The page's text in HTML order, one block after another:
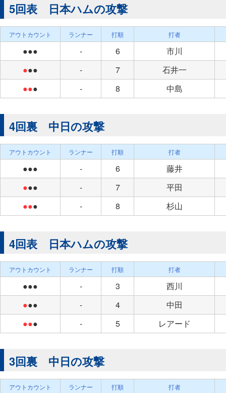
5回表 日本ハムの攻撃
アウトカウント ランナー 打順 打者
●●● - 6
市川
●●● - 7
石井一
●●● - 8 中島
4回裏 中日の攻撃
アウトカウント ランナー 打順 打者
●●● - 6
藤井
●●● - 7
平田
●●● - 8 杉山
4回表 日本ハムの攻撃
アウトカウント ランナー 打順 打者
●●● - 3
西川
●●● - 4
中田
●●● - 5 レアード
3回裏 中日の攻撃
アウトカウント ランナー 打順 打者